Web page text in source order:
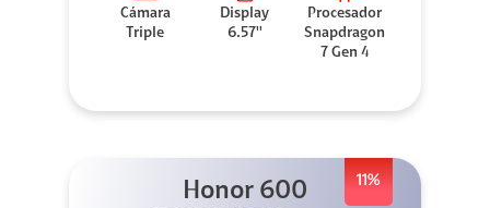
Cámara
Triple
Display
6.57''
Procesador
Snapdragon
7 Gen 4
11%
Honor 600